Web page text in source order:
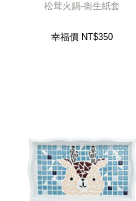
松茸火鍋-衛生紙套
幸福價 NT$350